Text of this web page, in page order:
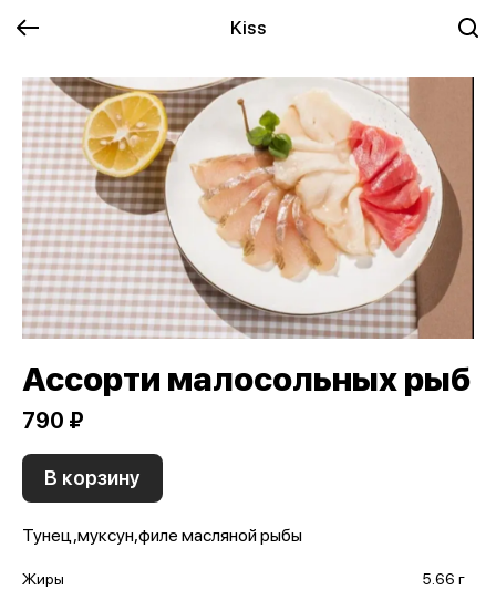
Kiss
Ассорти малосольных рыб
790 ₽
В корзину
Тунец,муксун,филе масляной рыбы
Жиры
5.66 г